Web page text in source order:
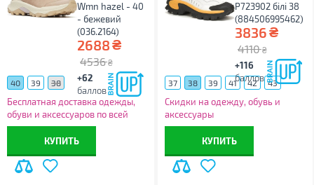
Wmn hazel - 40
- бежевий
(036.2164)
2688₴
4536 ₴
+62
баллов
40 39 38
Бесплатная доставка одежды,
обуви и аксессуаров по всей
Украине!
КУПИТЬ
P723902 білі 38
(884506995462)
3836₴
4110 ₴
+116
баллов
37 38 39 41 42 43
Скидки на одежду, обувь и
аксессуары
КУПИТЬ